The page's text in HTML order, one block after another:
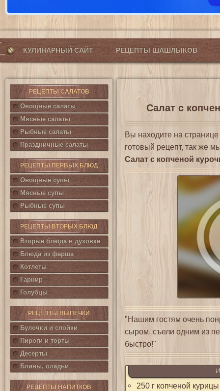
КУЛИНАРНЫЙ САЙТ РЕЦЕПТЫ ШАШЛЫКОВ
РЕЦЕПТЫ САЛАТОВ
Овощные салаты
Мясные салаты
Рыбные салаты
Праздничные салаты
РЕЦЕПТЫ ПЕРВЫХ БЛЮД
Овощные супы
Мясные супы
Рыбные супы
РЕЦЕПТЫ ВТОРЫХ БЛЮД
Вторые блюда в духовке
Блюда из фарша
Котлеты
Гарнир
Голубцы
РЕЦЕПТЫ ВЫПЕЧКИ
Булочки и слойки
Пироги и торты
Десерты
Блины, оладьи
РЕЦЕПТЫ НАПИТКОВ
Салат с
Вы находите на странице
готовый рецепт, так же
Салат с копченой
"Нашим гостям очень
сыром, съели одним из
быстро!"
250 г копченой курицы